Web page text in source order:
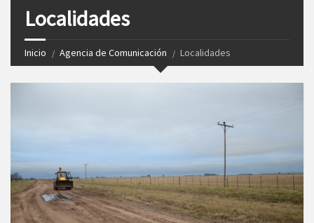
Localidades
Inicio Agencia de Comunicación Localidades